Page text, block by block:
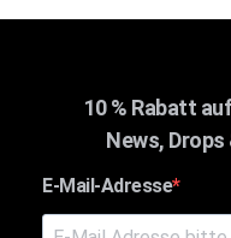
10 % Rabatt
News,
E-Mail-Adresse